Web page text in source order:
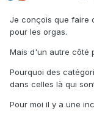
Je conçois que faire
pour les orgas.
Mais d'un autre côté
Pourquoi des
dans celles là qui
Pour moi il y a une